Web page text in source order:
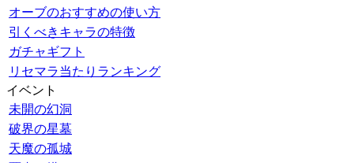
オーブのおすすめの使い方
引くべきキャラの特徴
ガチャギフト
リセマラ当たりランキング
イベント
未開の幻洞
破界の星墓
天魔の孤城